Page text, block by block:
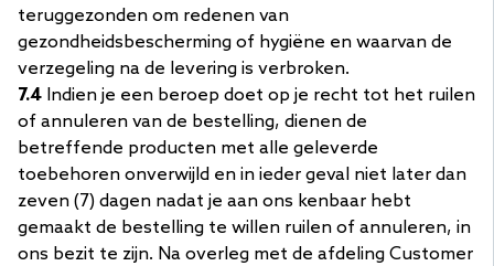
teruggezonden om redenen van
gezondheidsbescherming of hygiëne en waarvan de
verzegeling na de levering is verbroken.
7.4 Indien je een beroep doet op je recht tot het ruilen
of annuleren van de bestelling, dienen de
betreffende producten met alle geleverde
toebehoren onverwijld en in ieder geval niet later dan
zeven (7) dagen nadat je aan ons kenbaar hebt
gemaakt de bestelling te willen ruilen of annuleren, in
ons bezit te zijn. Na overleg met de afdeling Customer